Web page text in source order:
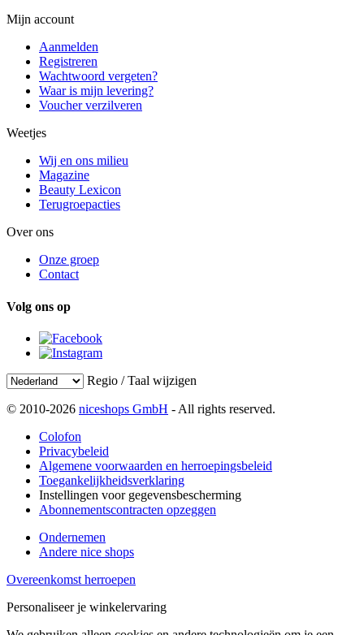
Mijn account
Aanmelden
Registreren
Wachtwoord vergeten?
Waar is mijn levering?
Voucher verzilveren
Weetjes
Wij en ons milieu
Magazine
Beauty Lexicon
Terugroepacties
Over ons
Onze groep
Contact
Volg ons op
Regio / Taal wijzigen
© 2010-2026 niceshops GmbH - All rights reserved.
Colofon
Privacybeleid
Algemene voorwaarden en herroepingsbeleid
Toegankelijkheidsverklaring
Instellingen voor gegevensbescherming
Abonnementscontracten opzeggen
Ondernemen
Andere nice shops
Overeenkomst herroepen
Personaliseer je winkelervaring